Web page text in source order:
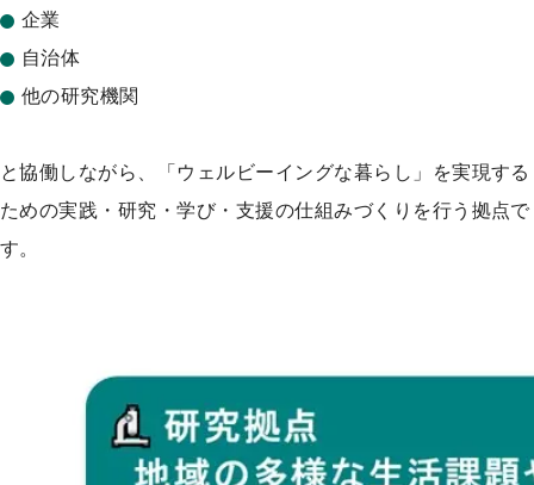
企業
自治体
他の研究機関
と協働しながら、「ウェルビーイングな暮らし」を実現する
ための実践・研究・学び・支援の仕組みづくりを行う拠点で
す。